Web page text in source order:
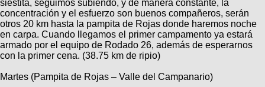
Retro
Enduro
Ranking
Mis
Compras
Mis
Ventas
Noticias
Calendario
de
viajes
Foro
de
viajes
Mis
Amigos
Actividad
de
Amigos
siestita, seguimos subiendo, y de manera constante, la
concentración y el esfuerzo son buenos compañeros, serán
otros 20 km hasta la pampita de Rojas donde haremos noche
en carpa. Cuando llegamos el primer campamento ya estará
armado por el equipo de Rodado 26, además de esperarnos
con la primer cena. (38.75 km de ripio)
Martes (Pampita de Rojas – Valle del Campanario)